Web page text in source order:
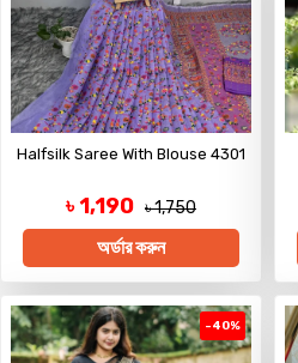
Halfsilk Saree With Blouse 4301
৳ 1,190 ৳ 1,750
অর্ডার করুন
-40%